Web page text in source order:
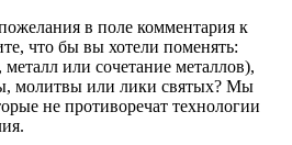
в поле комментария к
что бы вы хотели поменять:
металл или сочетание металлов),
молитвы или лики святых? Мы
не противоречат технологии